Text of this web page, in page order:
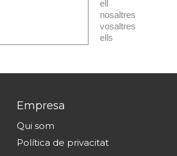
ell
nosaltres
vosaltres
ells
Empresa
Qui som
Política de privacitat